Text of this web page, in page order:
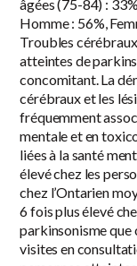
âgées (75-84) :
Homme : 56%,
Troubles
atteintes de
concomitant. La
cérébraux et les
fréquemment
mentale et en
liées à la santé
élevé chez les
chez l’Ontarien
6 fois plus élevé
parkinsonisme que
visites en